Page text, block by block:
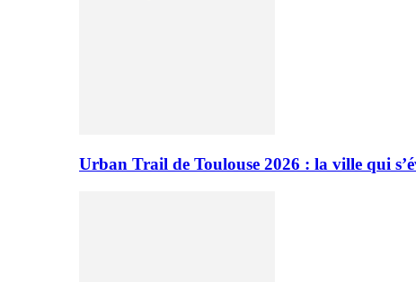
Urban Trail de Toulouse 2026 : la ville qui